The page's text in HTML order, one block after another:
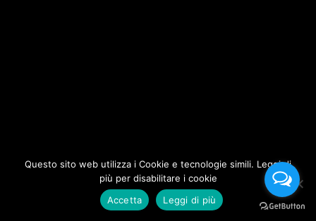
Questo sito web utilizza i Cookie e tecnologie simili. Leggi di
più per disabilitare i cookie
Accetta
Leggi di più